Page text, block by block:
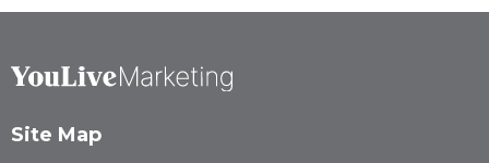
Site Map